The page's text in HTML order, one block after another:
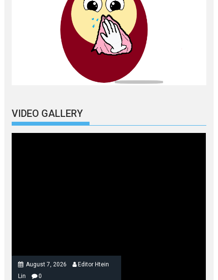
VIDEO GALLERY
August 7, 2026
Editor Htein
Lin
0